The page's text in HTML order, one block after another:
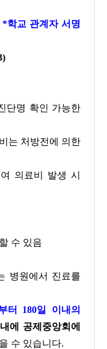
*학교 관계자 서명
단명 확인 가능한
는 처방전에 의한
의료비 발생 시
수 있음
병원에서 진료를
터 180일 이내의
에 공제중앙회에
수 있습니다.